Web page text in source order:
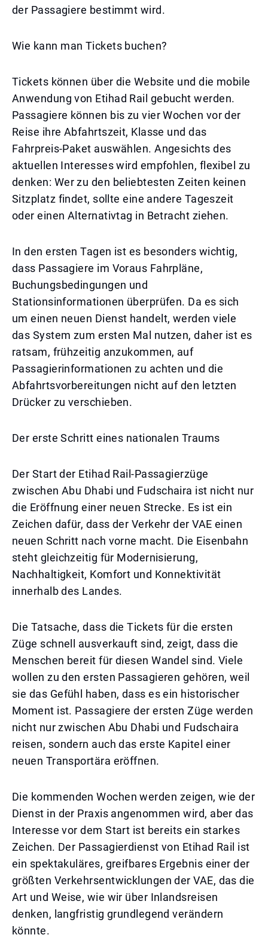
der Passagiere bestimmt wird.
Wie kann man Tickets buchen?
Tickets können über die Website und die mobile
Anwendung von Etihad Rail gebucht werden.
Passagiere können bis zu vier Wochen vor der
Reise ihre Abfahrtszeit, Klasse und das
Fahrpreis-Paket auswählen. Angesichts des
aktuellen Interesses wird empfohlen, flexibel zu
denken: Wer zu den beliebtesten Zeiten keinen
Sitzplatz findet, sollte eine andere Tageszeit
oder einen Alternativtag in Betracht ziehen.
In den ersten Tagen ist es besonders wichtig,
dass Passagiere im Voraus Fahrpläne,
Buchungsbedingungen und
Stationsinformationen überprüfen. Da es sich
um einen neuen Dienst handelt, werden viele
das System zum ersten Mal nutzen, daher ist es
ratsam, frühzeitig anzukommen, auf
Passagierinformationen zu achten und die
Abfahrtsvorbereitungen nicht auf den letzten
Drücker zu verschieben.
Der erste Schritt eines nationalen Traums
Der Start der Etihad Rail-Passagierzüge
zwischen Abu Dhabi und Fudschaira ist nicht nur
die Eröffnung einer neuen Strecke. Es ist ein
Zeichen dafür, dass der Verkehr der VAE einen
neuen Schritt nach vorne macht. Die Eisenbahn
steht gleichzeitig für Modernisierung,
Nachhaltigkeit, Komfort und Konnektivität
innerhalb des Landes.
Die Tatsache, dass die Tickets für die ersten
Züge schnell ausverkauft sind, zeigt, dass die
Menschen bereit für diesen Wandel sind. Viele
wollen zu den ersten Passagieren gehören, weil
sie das Gefühl haben, dass es ein historischer
Moment ist. Passagiere der ersten Züge werden
nicht nur zwischen Abu Dhabi und Fudschaira
reisen, sondern auch das erste Kapitel einer
neuen Transportära eröffnen.
Die kommenden Wochen werden zeigen, wie der
Dienst in der Praxis angenommen wird, aber das
Interesse vor dem Start ist bereits ein starkes
Zeichen. Der Passagierdienst von Etihad Rail ist
ein spektakuläres, greifbares Ergebnis einer der
größten Verkehrsentwicklungen der VAE, das die
Art und Weise, wie wir über Inlandsreisen
denken, langfristig grundlegend verändern
könnte.